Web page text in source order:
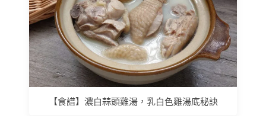
【食譜】濃白蒜頭雞湯，乳白色雞湯底秘訣